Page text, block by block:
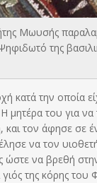
Μωυσής
της
κατά την οποία
Η μητέρα του
και τον άφησε σε
να τον
να βρεθή
της κόρης